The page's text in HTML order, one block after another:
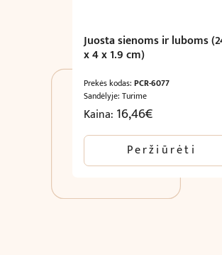
Juosta sienoms ir luboms
x 4 x 1.9 cm)
Prekės kodas: PCR-6077
Sandėlyje: Turime
Kaina: 16,46€
Peržiūrėti